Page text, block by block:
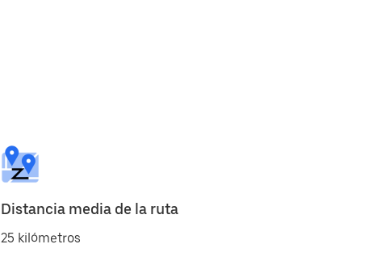
Distancia media de la ruta
25 kilómetros